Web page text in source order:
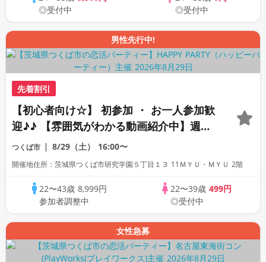
◎受付中
◎受付中
男性先行中!
先着割引
【初心者向け☆】 初参加 ・ お一人参加歓
迎♪♪ 【雰囲気がわかる動画紹介中】週末
プレミアム街コン
つくば市 8/29（土） 16:00〜
開催地住所：茨城県つくば市研究学園５丁目１３ 11ＭＹＵ・ＭＹＵ 2階
22〜43歳 8,999円
参加者調整中
22〜39歳 499円
◎受付中
女性急募